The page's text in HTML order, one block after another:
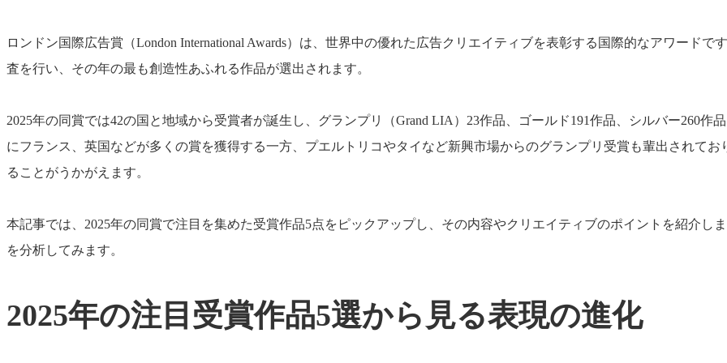
ロンドン国際広告賞（London International Awards）は、世界中の優れた広告クリエイティブを表彰する国際的なアワード
査を行い、その年の最も創造性あふれる作品が選出されます。
2025年の同賞では42の国と地域から受賞者が誕生し、グランプリ（Grand LIA）23作品、ゴールド191作品、シルバー260作
にフランス、英国などが多くの賞を獲得する一方、プエルトリコやタイなど新興市場からのグランプリ受賞も輩出されて
ることがうかがえます。
本記事では、2025年の同賞で注目を集めた受賞作品5点をピックアップし、その内容やクリエイティブのポイントを紹介し
を分析してみます。
2025年の注目受賞作品5選から見る表現の進化